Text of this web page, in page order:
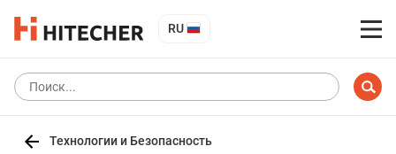
RU
Технологии и Безопасность